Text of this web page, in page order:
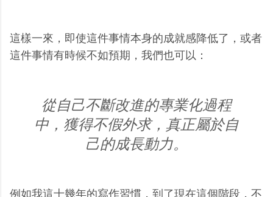
這樣一來，即使這件事情本身的成就感降低了，或者
這件事情有時候不如預期，我們也可以：
從自己不斷改進的專業化過程
中，獲得不假外求，真正屬於自
己的成長動力。
例如我這十幾年的寫作習慣，到了現在這個階段，不